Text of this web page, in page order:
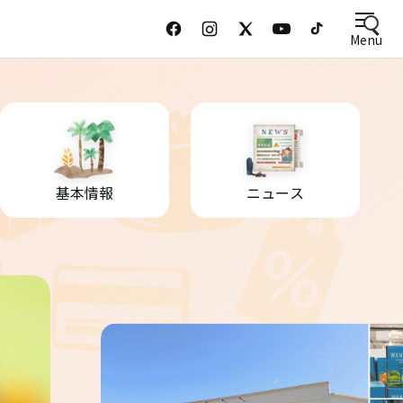
Menu
基本情報 ニュース